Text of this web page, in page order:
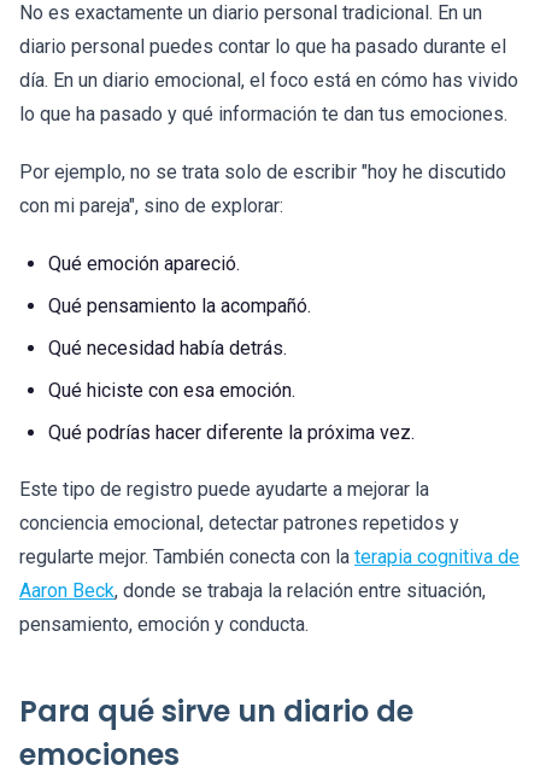
No es exactamente un diario personal tradicional. En un
diario personal puedes contar lo que ha pasado durante el
día. En un diario emocional, el foco está en cómo has vivido
lo que ha pasado y qué información te dan tus emociones.
Por ejemplo, no se trata solo de escribir "hoy he discutido
con mi pareja", sino de explorar:
Qué emoción apareció.
Qué pensamiento la acompañó.
Qué necesidad había detrás.
Qué hiciste con esa emoción.
Qué podrías hacer diferente la próxima vez.
Este tipo de registro puede ayudarte a mejorar la
conciencia emocional, detectar patrones repetidos y
regularte mejor. También conecta con la terapia cognitiva de
Aaron Beck, donde se trabaja la relación entre situación,
pensamiento, emoción y conducta.
Para qué sirve un diario de
emociones